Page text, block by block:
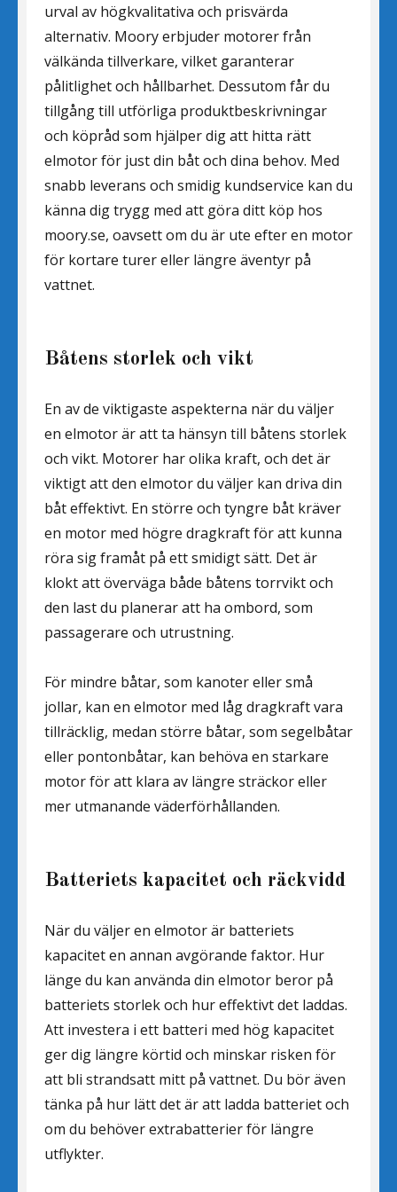
urval av högkvalitativa och prisvärda
alternativ. Moory erbjuder motorer från
välkända tillverkare, vilket garanterar
pålitlighet och hållbarhet. Dessutom får du
tillgång till utförliga produktbeskrivningar
och köpråd som hjälper dig att hitta rätt
elmotor för just din båt och dina behov. Med
snabb leverans och smidig kundservice kan du
känna dig trygg med att göra ditt köp hos
moory.se, oavsett om du är ute efter en motor
för kortare turer eller längre äventyr på
vattnet.
Båtens storlek och vikt
En av de viktigaste aspekterna när du väljer
en elmotor är att ta hänsyn till båtens storlek
och vikt. Motorer har olika kraft, och det är
viktigt att den elmotor du väljer kan driva din
båt effektivt. En större och tyngre båt kräver
en motor med högre dragkraft för att kunna
röra sig framåt på ett smidigt sätt. Det är
klokt att överväga både båtens torrvikt och
den last du planerar att ha ombord, som
passagerare och utrustning.
För mindre båtar, som kanoter eller små
jollar, kan en elmotor med låg dragkraft vara
tillräcklig, medan större båtar, som segelbåtar
eller pontonbåtar, kan behöva en starkare
motor för att klara av längre sträckor eller
mer utmanande väderförhållanden.
Batteriets kapacitet och räckvidd
När du väljer en elmotor är batteriets
kapacitet en annan avgörande faktor. Hur
länge du kan använda din elmotor beror på
batteriets storlek och hur effektivt det laddas.
Att investera i ett batteri med hög kapacitet
ger dig längre körtid och minskar risken för
att bli strandsatt mitt på vattnet. Du bör även
tänka på hur lätt det är att ladda batteriet och
om du behöver extrabatterier för längre
utflykter.